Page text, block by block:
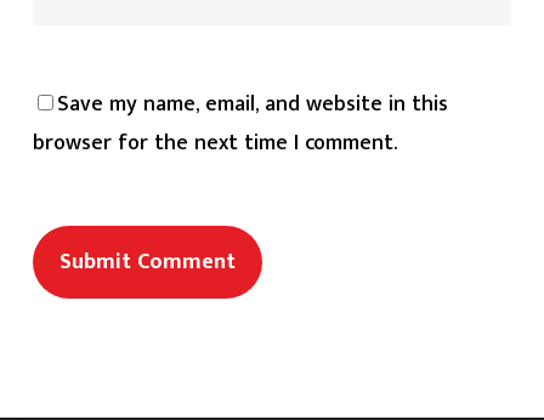
Save my name, email, and website in this
browser for the next time I comment.